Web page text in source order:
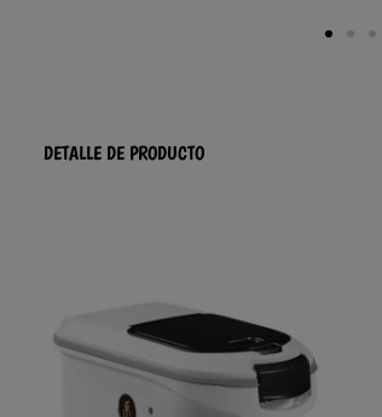
DETALLE DE PRODUCTO